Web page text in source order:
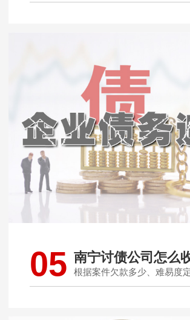
05 南宁讨债公司怎么
根据案件欠款多少、难易度